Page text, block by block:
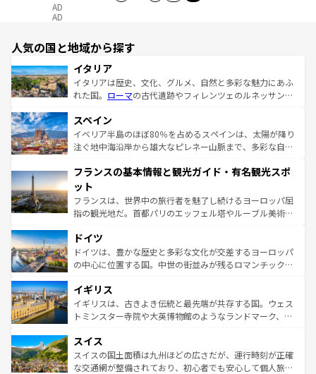
AD
AD
人気の国と地域から探す
イタリア
イタリアは歴史、文化、グルメ、自然と多彩な魅力にあふ
れた国。 ローマの古代遺跡やフィレンツェのルネッサンス
ろん、トスカーナの美しい田園風景やアマルフィ海岸の絶
景など、自然景観も見逃せない。観光の合間には、本場の
ピザやパスタなど、絶品のイタリア料理を堪能することも
ませてくれるイタリアで、忘れられない旅をしてみよう！
なお、新着のイタリア情報は
しい。
スペイン
イベリア半島のほぼ80％を占めるスペインは、太陽が降り
注ぐ地中海沿岸から雄大なピレネー山脈まで、多彩な自然
文化が根付くこの国では、情熱的なフラメンコ、熱気あふ
れる闘牛、そして美味しいタパスが生活の一部となってい
る。首都マドリードの洗練された雰囲気や、バルセロナの
アートに溢れた街角から、地方では古代ローマ遺跡や中世
せる。地方によって風土や気候が異なるスペインはその個
性で訪れる人を魅了する。 なお、新着のスペイン情報は コ
ンテンツ一覧を参照してほしい。
フランスの基本情報と観光ガイド・有名観光スポ
ット
フランスは、世界中の旅行者を魅了し続けるヨーロッパ屈
指の観光地だ。首都パリのエッフェル塔やルーブル美術館
で、幅広い魅力が詰まっている。華麗な宮殿、歴史的な大
聖堂、美しいビーチ、そして豊かな自然が、訪れる者を心
から魅了する。また、フランスは美食の国としても知ら
いる。シャンパンの発祥地であるランス、プロヴァンスの
香り高いラベンダー畑など、多彩な楽しみ方が可能だ。さ
らに、パリ以外の地域にも魅力が溢れており、どの街角に
れる地方に足を運ぶとそれぞれで全く異なる文化を体験で
きるだろう。 なお、新着のフランス情報はコンテンツ一覧
を参照してほしい。
ドイツ
ドイツは、豊かな歴史と多彩な文化が交差するヨーロッパ
の中心に位置する国。中世の街並みが残るロマンチック街
顔を持つこの国は、どこを歩いても飽きることがない。ベ
ルリンの文化的活気、バイエルン州のアルプスの絶景、そ
してライン川沿いのワイン畑といった風景は必見。ビール
は、お酒好きな人にはぜひ体験してほしい。 なお、新着の
ドイツ情報はコンテンツ一覧を参照してほしい。
イギリス
イギリスは、古きよき伝統と最先端が共存する国。ウェス
トミンスター寺院や大英博物館のようなランドマーク、歴
リアごとに異なる魅力がある。また、優雅なアフタヌーン
ティー、ビール好きにはたまらない英国パブ、サッカー観
戦など、本場だからこそできる体験も豊富。イギリスを旅
スイス
スイスの国土面積は九州ほどの広さだが、運行時刻が正確
な交通網が整備されており、初心者でも安心して個人旅行